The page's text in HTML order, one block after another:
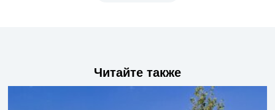
Читайте также